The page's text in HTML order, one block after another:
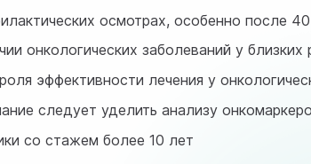
осмотрах, особенно после
онкологических заболеваний у близких
эффективности лечения у
следует уделить анализу
со стажем более 10 лет